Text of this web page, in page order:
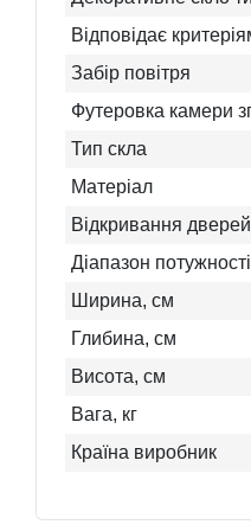
Відповідає
Забір повітря
Футеровка камери
Тип скла
Матеріал
Відкривання дверей
Діапазон
Ширина, см
Глибина, см
Висота, см
Вага, кг
Країна виробник